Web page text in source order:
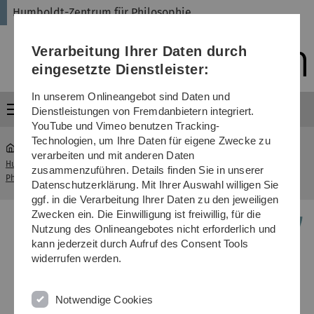
Direkt
Direkt
Direkt
(Sprache,
Drucken,
Media)
Direkt
Direkt
Humboldt-Zentrum für Philosophie
Menü
Humboldt-Zentrum für
Philosophie
...
Verarbeitung Ihrer Daten durch
eingesetzte Dienstleister:
In unserem Onlineangebot sind Daten und
Dienstleistungen von Fremdanbietern integriert.
YouTube und Vimeo benutzen Tracking-
Technologien, um Ihre Daten für eigene Zwecke zu
verarbeiten und mit anderen Daten
zusammenzuführen. Details finden Sie in unserer
Datenschutzerklärung. Mit Ihrer Auswahl willigen Sie
ggf. in die Verarbeitung Ihrer Daten zu den jeweiligen
Zwecken ein. Die Einwilligung ist freiwillig, für die
Nutzung des Onlineangebotes nicht erforderlich und
kann jederzeit durch Aufruf des Consent Tools
widerrufen werden.
Notwendige Cookies